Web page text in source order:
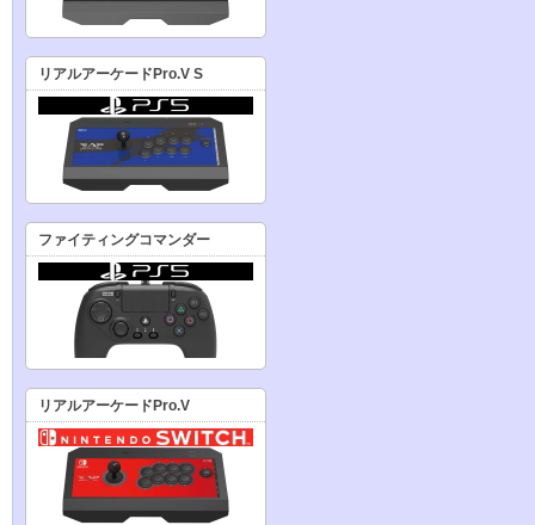
リアルアーケードPro.V S
ファイティングコマンダー
リアルアーケードPro.V